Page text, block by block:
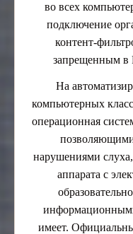
во всех
подключение
контент-
запрещенным в
На
компьютерных
операционная
нарушениями
аппарата с
имеет.